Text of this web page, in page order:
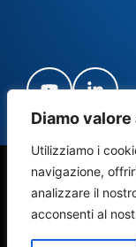
Diamo
Utilizziamo i
navigazione,
analizzare il
acconsenti al
© Copyright
– Tutti i diritti
Credits